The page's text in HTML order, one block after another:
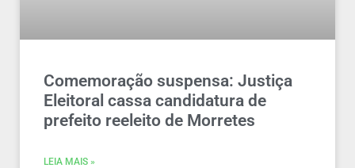
Comemoração suspensa: Justiça
Eleitoral cassa candidatura de
prefeito reeleito de Morretes
LEIA MAIS »